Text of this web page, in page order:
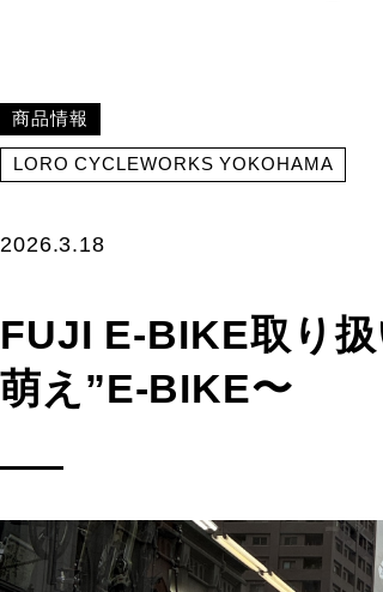
商品情報
LORO CYCLEWORKS YOKOHAMA
2026.3.18
FUJI E-BIKE取り
萌え”E-BIKE〜